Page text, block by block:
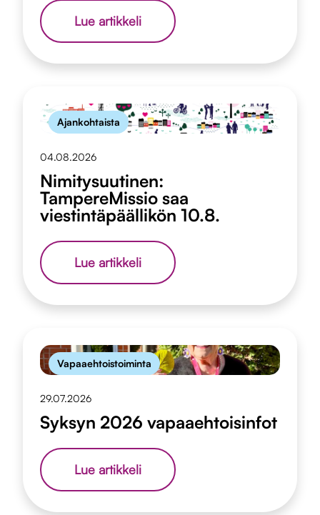
Lue artikkeliTampereMission
talon
avajaiset
12.8.
Ajankohtaista
04.08.2026
Nimitysuutinen:
TampereMissio saa
viestintäpäällikön 10.8.
Lue artikkeliNimitysuutinen:
TampereMissio
saa
viestintäpäällikön
Vapaaehtoistoiminta
29.07.2026
Syksyn 2026 vapaaehtoisinfot
Lue artikkeliSyksyn
2026
vapaaehtoisinfot